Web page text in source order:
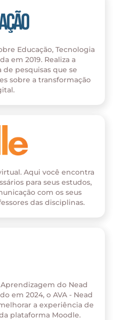
Educação, Tecnologia
em 2019. Realiza a
pesquisas que se
sobre a transformação
Aqui você encontra
para seus estudos,
com os seus
das disciplinas.
do Nead
em 2024, o AVA - Nead
a experiência de
plataforma Moodle.